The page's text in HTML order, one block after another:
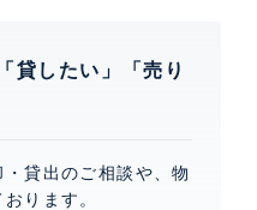
貸したい」「売り
貸出のご相談や、物
ります。